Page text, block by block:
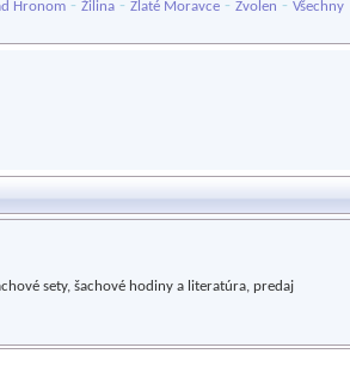
Hronom - Žilina - Zlaté Moravce - Zvolen - Všechny
sety, šachové hodiny a literatúra, predaj